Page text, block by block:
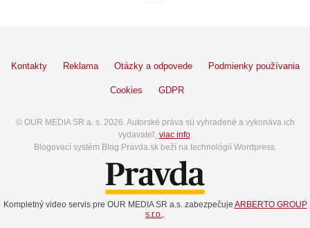
Kontakty Reklama Otázky a odpovede Podmienky používania
Cookies GDPR
© OUR MEDIA SR a. s. 2026. Autorské práva sú vyhradené a vykonáva ich
vydavateľ, viac info.
Blogovací systém Blog.Pravda.sk beží na technológií Wordpress.
Kompletný video servis pre OUR MEDIA SR a.s. zabezpečuje ARBERTO GROUP
s.r.o..